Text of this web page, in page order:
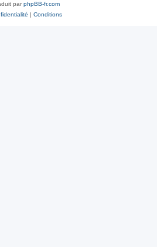
parphpBB-fr.com
| Conditions